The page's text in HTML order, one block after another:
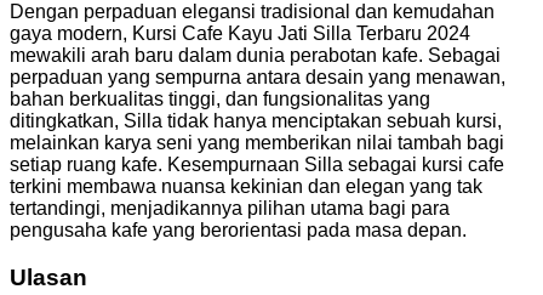
Dengan perpaduan elegansi tradisional dan kemudahan
gaya modern, Kursi Cafe Kayu Jati Silla Terbaru 2024
mewakili arah baru dalam dunia perabotan kafe. Sebagai
perpaduan yang sempurna antara desain yang menawan,
bahan berkualitas tinggi, dan fungsionalitas yang
ditingkatkan, Silla tidak hanya menciptakan sebuah kursi,
melainkan karya seni yang memberikan nilai tambah bagi
setiap ruang kafe. Kesempurnaan Silla sebagai kursi cafe
terkini membawa nuansa kekinian dan elegan yang tak
tertandingi, menjadikannya pilihan utama bagi para
pengusaha kafe yang berorientasi pada masa depan.
Ulasan